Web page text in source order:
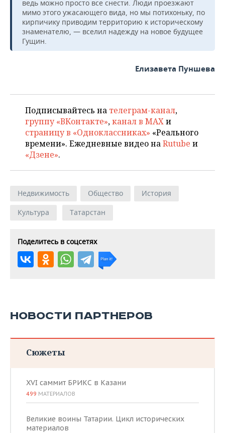
ведь можно просто все снести. Люди проезжают
мимо этого ужасающего вида, но мы потихоньку, по
кирпичику приводим территорию к историческому
знаменателю, — вселил надежду на новое будущее
Гущин.
Елизавета Пуншева
Подписывайтесь на телеграм-канал,
группу «ВКонтакте»,канал в MAXи
страницу в «Одноклассниках» «Реального
времени». Ежедневные видео наRutube и
«Дзене».
Недвижимость Общество
История
Культура
Татарстан
Поделитесь в соцсетях
НОВОСТИ ПАРТНЕРОВ
Сюжеты
XVI саммит БРИКС в Казани
499 МАТЕРИАЛОВ
Великие воины Татарии. Цикл исторических
материалов